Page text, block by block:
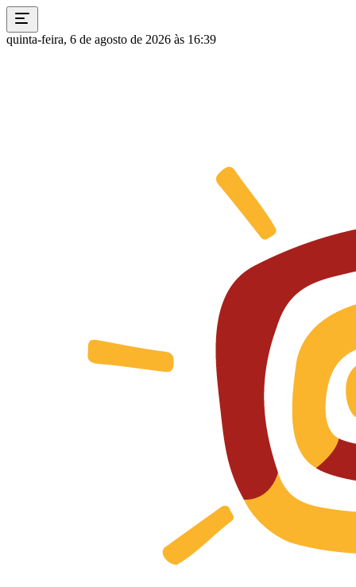
quinta-feira, 6 de agosto de 2026 às 16:39